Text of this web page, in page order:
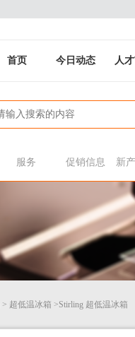
首页 今日动态 人
服务 促销信息 新
> 超低温冰箱 >Stirling 超低温冰箱